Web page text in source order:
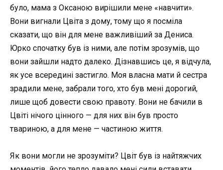
було, мама з Оксаною вирішили мене «навчити».
Вони вигнали Цвіта з дому, тому що я посміла
сказати, що він для мене важливіший за Дениса.
Юрко спочатку був із ними, але потім зрозумів, що
вони зайшли надто далеко. Дізнавшись це, я відчула,
як усе всередині застигло. Моя власна мати й сестра
зрадили мене, забрали того, хто був мені дорогий,
лише щоб довести свою правоту. Вони не бачили в
Цвіті нічого цінного — для них він був просто
твариною, а для мене — частиною життя.
Як вони могли не зрозуміти? Цвіт був із найтяжчих